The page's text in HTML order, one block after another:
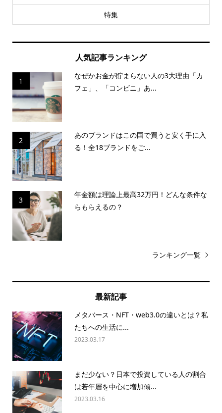
特集
人気記事ランキング
1
なぜかお金が貯まらない人の3大理由「カ
フェ」、「コンビニ」あ...
2
あのブランドはこの国で買うと安く手に入
る！全18ブランドをご...
3
年金額は理論上最高32万円！どんな条件な
らもらえるの？
ランキング一覧
最新記事
メタバース・NFT・web3.0の違いとは？私
たちへの生活に...
2023.03.17
まだ少ない？日本で投資している人の割合
は若年層を中心に増加傾...
2023.03.16